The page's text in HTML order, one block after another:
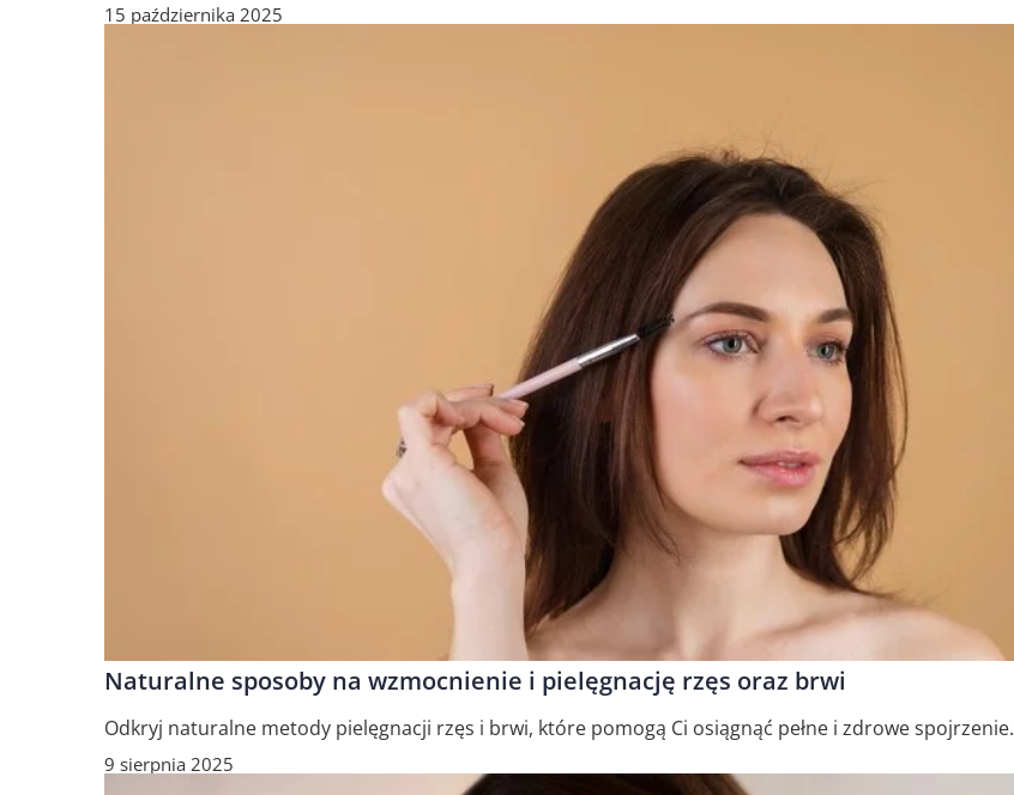
15 października 2025
Naturalne sposoby na wzmocnienie i pielęgnację rzęs oraz brwi
Odkryj naturalne metody pielęgnacji rzęs i brwi, które pomogą Ci osiągnąć pełne i zdrowe spojrzenie.
9 sierpnia 2025